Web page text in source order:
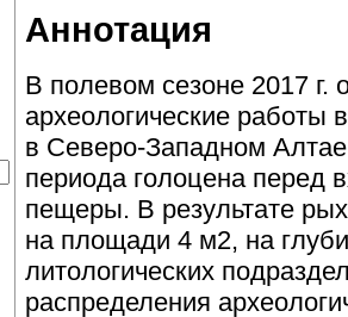
Аннотация
В полевом сезоне 2017
археологические
в Северо-Западном
периода голоцена перед
пещеры. В результате
на площади 4 м2, на
литологических
распределения